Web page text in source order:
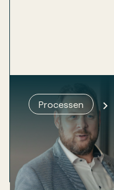
Processen
Whitepaper: in
processen
Iedereen weet dat het
eraan. Deze
praktisch beschrijft,
of bureaucratie.